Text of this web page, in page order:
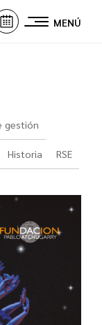
MENÚ
gestión
Historia RSE